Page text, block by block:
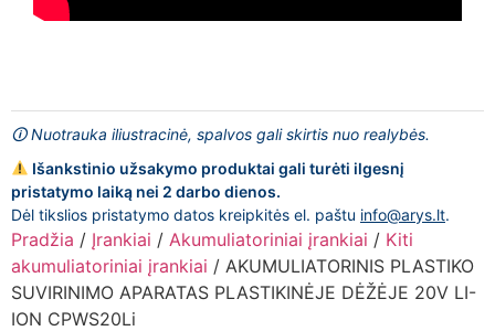
🛈 Nuotrauka iliustracinė, spalvos gali skirtis nuo realybės.
Išankstinio užsakymo produktai gali turėti ilgesnį
pristatymo laiką nei 2 darbo dienos.
Dėl tikslios pristatymo datos kreipkitės el. paštu info@arys.lt.
Pradžia / Įrankiai / Akumuliatoriniai įrankiai / Kiti
akumuliatoriniai įrankiai / AKUMULIATORINIS PLASTIKO
SUVIRINIMO APARATAS PLASTIKINĖJE DĖŽĖJE 20V LI-
ION CPWS20Li